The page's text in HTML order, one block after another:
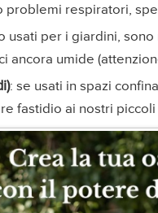
problemi respiratori,
usati per i giardini,
ancora umide
: se usati in spazi
fastidio ai nostri piccoli